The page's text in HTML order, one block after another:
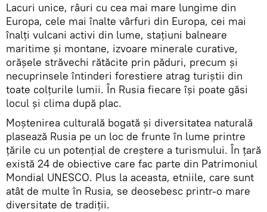
Lacuri unice, râuri cu cea mai mare lungime din
Europa, cele mai înalte vârfuri din Europa, cei mai
înalți vulcani activi din lume, stațiuni balneare
maritime și montane, izvoare minerale curative,
orășele străvechi rătăcite prin păduri, precum și
necuprinsele întinderi forestiere atrag turiștii din
toate colțurile lumii. În Rusia fiecare își poate găsi
locul și clima după plac.
Moștenirea culturală bogată și diversitatea naturală
plasează Rusia pe un loc de frunte în lume printre
țările cu un potențial de creștere a turismului. În țară
există 24 de obiective care fac parte din Patrimoniul
Mondial UNESCO. Plus la aceasta, etniile, care sunt
atât de multe în Rusia, se deosebesc printr-o mare
diversitate de tradiții.